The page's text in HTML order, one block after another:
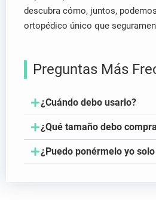
descubra cómo, juntos,
ortopédico único que
Preguntas Más
¿Cuándo debo usarlo?
¿Qué tamaño debo
¿Puedo ponérmelo yo